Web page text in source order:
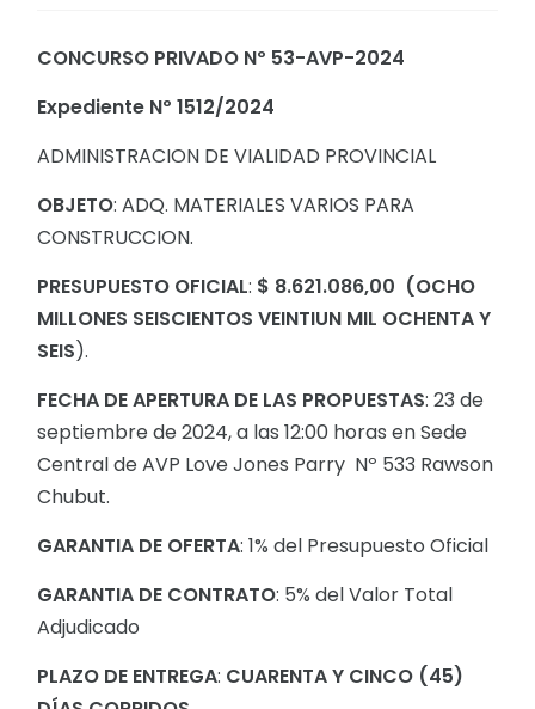
CONCURSO PRIVADO Nº 53-AVP-2024
Expediente Nº 1512/2024
ADMINISTRACION DE VIALIDAD PROVINCIAL
OBJETO: ADQ. MATERIALES VARIOS PARA
CONSTRUCCION.
PRESUPUESTO OFICIAL: $ 8.621.086,00 (OCHO
MILLONES SEISCIENTOS VEINTIUN MIL OCHENTA Y
SEIS).
FECHA DE APERTURA DE LAS PROPUESTAS: 23 de
septiembre de 2024, a las 12:00 horas en Sede
Central de AVP Love Jones Parry Nº 533 Rawson
Chubut.
GARANTIA DE OFERTA: 1% del Presupuesto Oficial
GARANTIA DE CONTRATO: 5% del Valor Total
Adjudicado
PLAZO DE ENTREGA: CUARENTA Y CINCO (45)